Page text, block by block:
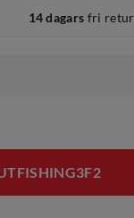
14 dagars fri retur